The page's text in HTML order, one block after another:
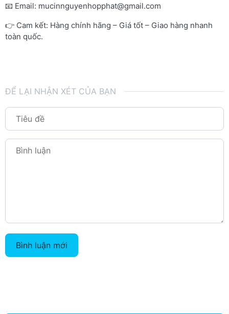
📧 Email: mucinnguyenhopphat@gmail.com
👉 Cam kết: Hàng chính hãng – Giá tốt – Giao hàng nhanh
toàn quốc.
ĐỂ LẠI NHẬN XÉT CỦA BẠN
Bình luận mới